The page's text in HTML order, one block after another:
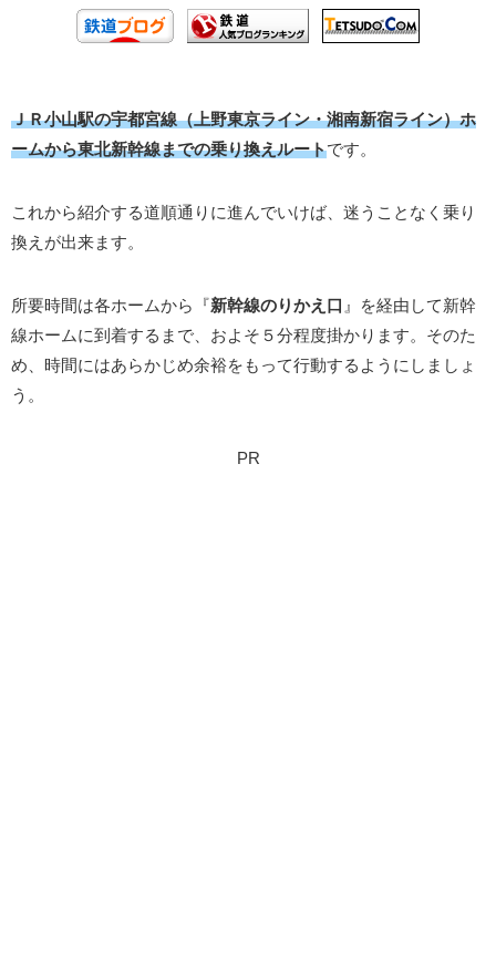
ＪＲ小山駅の宇都宮線（上野東京ライン・湘南新宿ライン）ホ
ームから東北新幹線までの乗り換えルートです。
これから紹介する道順通りに進んでいけば、迷うことなく乗り
換えが出来ます。
所要時間は各ホームから『新幹線のりかえ口 』を経由して新幹
線ホームに到着するまで、およそ５分程度掛かります。そのた
め、時間にはあらかじめ余裕をもって行動するようにしましょ
う。
PR